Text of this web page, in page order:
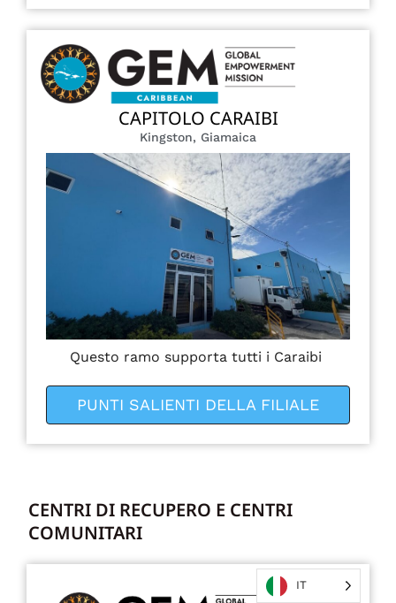
CAPITOLO CARAIBI
Kingston, Giamaica
Questo ramo supporta tutti i Caraibi
PUNTI SALIENTI DELLA FILIALE
CENTRI DI RECUPERO E CENTRI
COMUNITARI
IT